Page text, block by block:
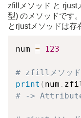
zfillメソッド と rjust
型) のメソッドです
とrjustメソッドは存
num = 123
# zfillメソッド
print ( num .
# ->